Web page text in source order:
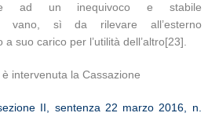
ad un inequivoco e stabile
vano, sì da rilevare all’esterno
a suo carico per l’utilità dell’altro[23].
intervenuta la Cassazione
II, sentenza 22 marzo 2016, n.